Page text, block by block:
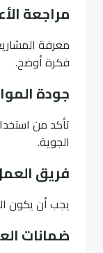
مراجعة
معرفة
فكرة أوضح.
جودة
تأكد من
الجوية.
فريق
يجب أن يكون
ضمانات